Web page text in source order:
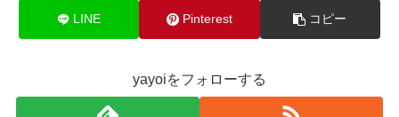
LINE Pinterest コピー
yayoiをフォローする